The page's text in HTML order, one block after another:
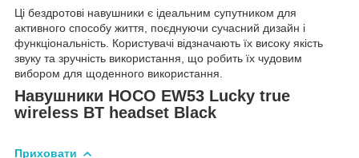
Ці бездротові навушники є ідеальним супутником для
активного способу життя, поєднуючи сучасний дизайн і
функціональність. Користувачі відзначають їх високу якість
звуку та зручність використання, що робить їх чудовим
вибором для щоденного використання.
Навушники HOCO EW53 Lucky true
wireless BT headset Black
Приховати